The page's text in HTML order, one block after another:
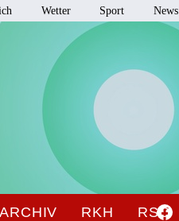
Wetter Sport News
ARCHIV RKH RSO